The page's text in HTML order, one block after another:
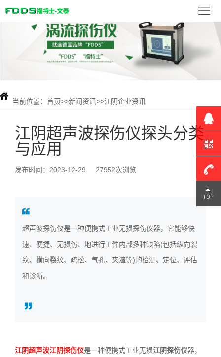
首
品
展
新
闻
检 当前位置： 首页>>新闻资讯>>江阴企业资讯
江阴超声波探伤仪探头分类
与应用
发布时间：2023-12-29 27952次浏览
超声波探伤仪是一种便携式工业无损探伤仪器，它能够快
速、便捷、无损伤、地进行工件内部多种缺陷(包括纵向裂
纹、横向裂纹、疏松、气孔、夹渣等)的检测、定位、评估
和诊断。
江阴超声波江阴探伤仪是一种便携式工业无损江阴探伤仪器，
180-
3636